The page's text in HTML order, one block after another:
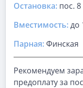
Остановка: пос.
Вместимость:до
Парная:Финская
Рекомендуем
предоплату за